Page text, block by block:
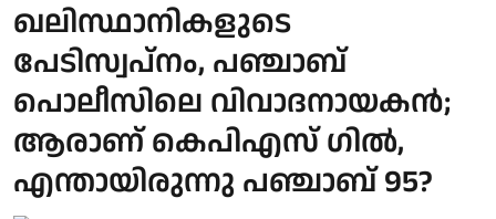
ഖലിസ്ഥാനികളുടെ
പേടിസ്വപ്നം, പഞ്ചാബ്
പൊലീസിലെ വിവാദനായകൻ;
ആരാണ് കെപിഎസ് ഗിൽ,
എന്തായിരുന്നു പഞ്ചാബ് 95?